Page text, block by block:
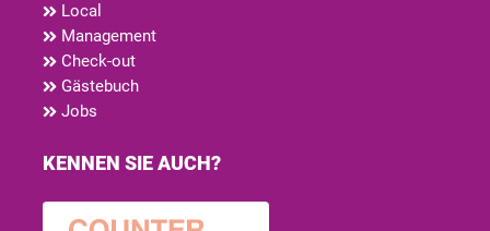
Local
Management
Check-out
Gästebuch
Jobs
KENNEN SIE AUCH?